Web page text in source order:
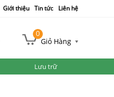
Giới thiệu Tin tức Liên hệ
0
Giỏ Hàng
Lưu trữ